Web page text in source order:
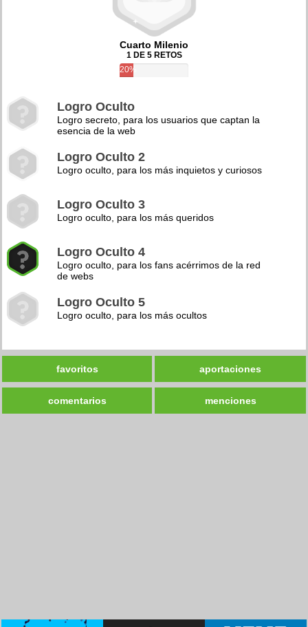
Cuarto Milenio
1 DE 5 RETOS
20%
Logro Oculto
Logro secreto, para los usuarios que captan la
esencia de la web
Logro Oculto 2
Logro oculto, para los más inquietos y curiosos
Logro Oculto 3
Logro oculto, para los más queridos
Logro Oculto 4
Logro oculto, para los fans acérrimos de la red
de webs
Logro Oculto 5
Logro oculto, para los más ocultos
favoritos aportaciones
comentarios menciones